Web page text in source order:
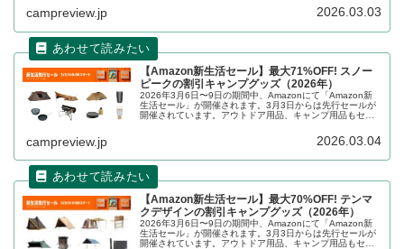
ンプグッズもお得に購入できます。詳細をレビューしま
campreview.jp 2026.03.03
【Amazon新生活セール】最大71%OFF! スノー
ピークの割引キャンプグッズ（2026年）
2026年3月6日〜9日の期間中、Amazonにて「Amazon新
生活セール」が開催されます。3月3日からは先行セールが
開催されています。アウトドア用品、キャンプ用品もセー
ャンプグッズもお得に購入できます。詳細をレビューしま
campreview.jp 2026.03.04
【Amazon新生活セール】最大70%OFF! テンマ
クデザインの割引キャンプグッズ（2026年）
2026年3月6日〜9日の期間中、Amazonにて「Amazon新
生活セール」が開催されます。3月3日からは先行セールが
開催されています。アウトドア用品、キャンプ用品もセー